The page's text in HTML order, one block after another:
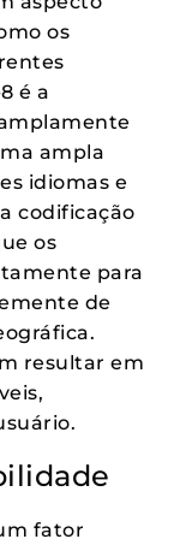
os
é a
ampla
idiomas e
codificação
os
para
de
resultar em
fator